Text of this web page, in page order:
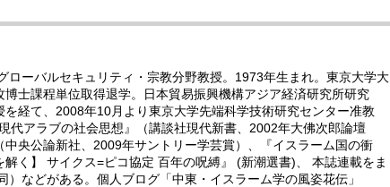
ローバルセキュリティ・宗教分野教授。1973年生まれ。東京大学大
士課程単位取得退学。日本貿易振興機構アジア経済研究所研究
経て、2008年10月より東京大学先端科学技術研究センター准教
代アラブの社会思想』（講談社現代新書、2002年大佛次郎論壇
央公論新社、2009年サントリー学芸賞）、『イスラーム国の衝
く】 サイクス=ピコ協定 百年の呪縛』 (新潮選書)、 本誌連載をま
などがある。個人ブログ「中東・イスラーム学の風姿花伝」